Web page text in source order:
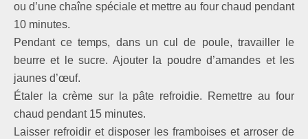
ou d’une chaîne spéciale et mettre au four chaud pendant
10 minutes.
Pendant ce temps, dans un cul de poule, travailler le
beurre et le sucre. Ajouter la poudre d’amandes et les
jaunes d’œuf.
Étaler la crème sur la pâte refroidie. Remettre au four
chaud pendant 15 minutes.
Laisser refroidir et disposer les framboises et arroser de